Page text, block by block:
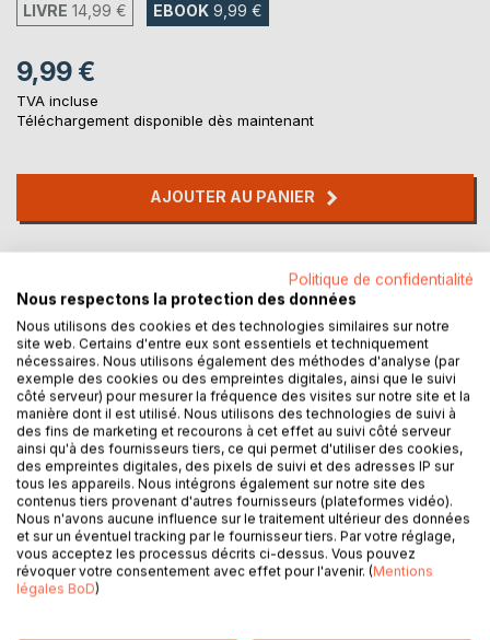
LIVRE 14,99 € EBOOK 9,99 €
9,99 €
TVA incluse
Téléchargement disponible dès maintenant
AJOUTER AU PANIER
DESCRIPTION
Être préadolescente au début des années soixante,
destinée à faire de longues études, et découvrir la réalité
de la vie des femmes qui dépendait d’un homme, a de quoi
surprendre. Et combattre alors seule contre un prédateur
Politique de confidentialité
Nous respectons la protection des données
Nous utilisons des cookies et des technologies similaires sur notre
site web. Certains d'entre eux sont essentiels et techniquement
nécessaires. Nous utilisons également des méthodes d'analyse (par
exemple des cookies ou des empreintes digitales, ainsi que le suivi
côté serveur) pour mesurer la fréquence des visites sur notre site et la
manière dont il est utilisé. Nous utilisons des technologies de suivi à
des fins de marketing et recourons à cet effet au suivi côté serveur
ainsi qu'à des fournisseurs tiers, ce qui permet d'utiliser des cookies,
des empreintes digitales, des pixels de suivi et des adresses IP sur
tous les appareils. Nous intégrons également sur notre site des
contenus tiers provenant d'autres fournisseurs (plateformes vidéo).
Nous n'avons aucune influence sur le traitement ultérieur des données
et sur un éventuel tracking par le fournisseur tiers. Par votre réglage,
vous acceptez les processus décrits ci-dessus. Vous pouvez
révoquer votre consentement avec effet pour l'avenir. (Mentions
légales BoD)